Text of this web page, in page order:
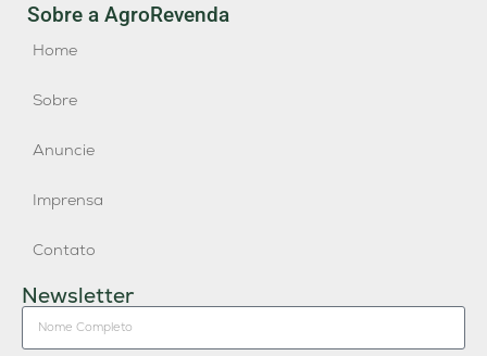
Sobre a AgroRevenda
Home
Sobre
Anuncie
Imprensa
Contato
Newsletter